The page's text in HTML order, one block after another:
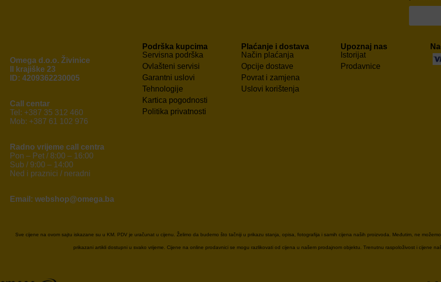
Omega d.o.o. Živinice
II krajiške 23
ID: 4209362230005
Call centar
Tel: +387 35 312 460
Mob: +387 61 102 976
Radno vrijeme call centra
Pon – Pet / 8:00 – 16:00
Sub / 9:00 – 14:00
Ned i praznici / neradni
Email: webshop@omega.ba
Podrška kupcima
Servisna podrška
Ovlašteni servisi
Garantni uslovi
Tehnologije
Kartica pogodnosti
Politika privatnosti
Plaćanje i dostava
Način plaćanja
Opcije dostave
Povrat i zamjena
Uslovi korištenja
Upoznaj nas
Istorijat
Prodavnice
Sve cijene na ovom sajtu iskazane su u KM. PDV je uračunat u cijenu. Želimo da budemo što tačniji u prikazu stanja, opisa, fotografija i samih cijena naših proizvoda. Međutim, ne
prikazani artikli dostupni u svako vrijeme. Cijene na online prodavnici se mogu razlikovati od cijena u našem prodajnom objektu. Trenutnu raspoloživost i cijene